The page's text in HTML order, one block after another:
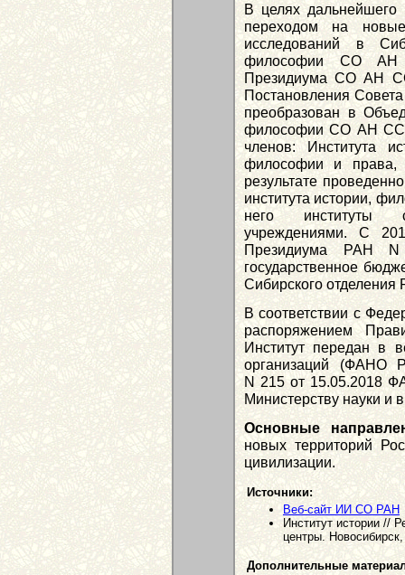
В целях дальнейшего
переходом на
исследований в
философии СО АН
Президиума СО АН
Постановления
преобразован в
философии СО АН
членов: Института
философии и права,
результате
института истории,
него институты
учреждениями. С
Президиума РАН
государственное
Сибирского отделения
В соответствии с
распоряжением
Институт передан в
организаций (ФАНО
N 215 от 15.05.2018
Министерству науки и
Основные
новых территорий
цивилизации.
Источники:
Веб-сайт ИИ СО РАН
Институт истории //
центры.
Дополнительные